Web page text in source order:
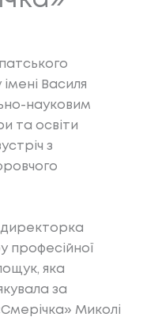
Василя
науковим
та освіти
з
директорка
професійної
яка
за
Миколі